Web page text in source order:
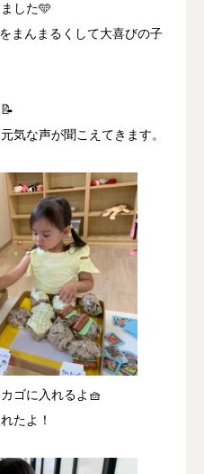
した🩵
まんまるくして大喜びの子
気な声が聞こえてきます。
ゴに入れるよ🧺
たよ！